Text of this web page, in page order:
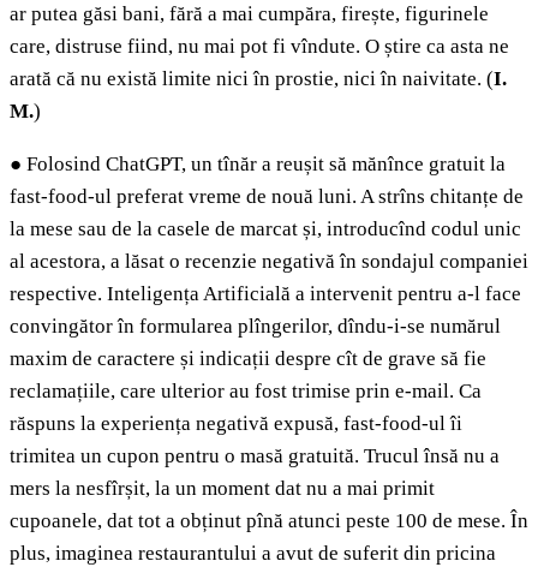
ar putea găsi bani, fără a mai cumpăra, firește, figurinele
care, distruse fiind, nu mai pot fi vîndute. O știre ca asta ne
arată că nu există limite nici în prostie, nici în naivitate. (I.
M.)
● Folosind ChatGPT, un tînăr a reușit să mănînce gratuit la
fast-food-ul preferat vreme de nouă luni. A strîns chitanțe de
la mese sau de la casele de marcat și, introducînd codul unic
al acestora, a lăsat o recenzie negativă în sondajul companiei
respective. Inteligența Artificială a intervenit pentru a-l face
convingător în formularea plîngerilor, dîndu-i-se numărul
maxim de caractere și indicații despre cît de grave să fie
reclamațiile, care ulterior au fost trimise prin e-mail. Ca
răspuns la experiența negativă expusă, fast-food-ul îi
trimitea un cupon pentru o masă gratuită. Trucul însă nu a
mers la nesfîrșit, la un moment dat nu a mai primit
cupoanele, dat tot a obținut pînă atunci peste 100 de mese. În
plus, imaginea restaurantului a avut de suferit din pricina